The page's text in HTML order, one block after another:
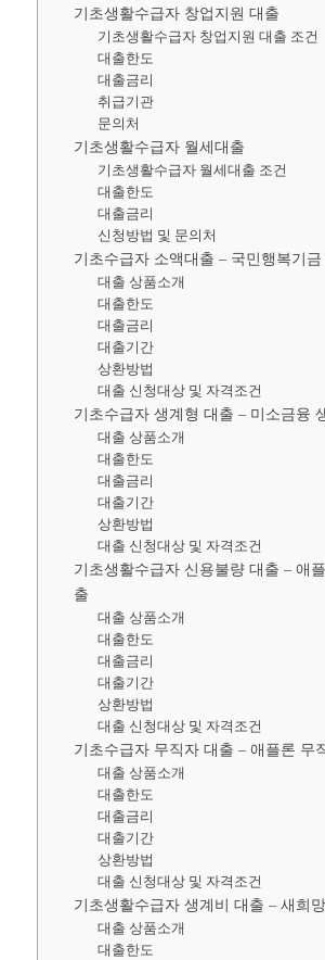
기초생활수급자 창업지원 대출
기초생활수급자 창업지원 대출 조건
대출한도
대출금리
취급기관
문의처
기초생활수급자 월세대출
기초생활수급자 월세대출 조건
대출한도
대출금리
신청방법 및 문의처
기초수급자 소액대출 – 국민행복기
대출 상품소개
대출한도
대출금리
대출기간
상환방법
대출 신청대상 및 자격조건
기초수급자 생계형 대출 – 미소금융
대출 상품소개
대출한도
대출금리
대출기간
상환방법
대출 신청대상 및 자격조건
기초생활수급자 신용불량 대출 – 애
출
대출 상품소개
대출한도
대출금리
대출기간
상환방법
대출 신청대상 및 자격조건
기초수급자 무직자 대출 – 애플론 무
대출 상품소개
대출한도
대출금리
대출기간
상환방법
대출 신청대상 및 자격조건
기초생활수급자 생계비 대출 – 새희
대출 상품소개
대출한도